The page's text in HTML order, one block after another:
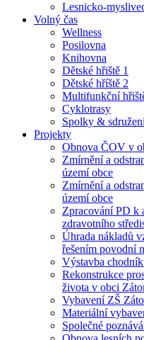
Lesnicko-
Volný čas
Wellness
Posilovna
Knihovna
Dětské hřiště 1
Dětské hříště 2
Multifunkční
Cyklotrasy
Spolky &
Projekty
Obnova ČOV v
Zmírnění a
území obce
Zmírnění a
území obce
Zpracování PD k
zdravotního
Úhrada nákladů
řešením povodní
Výstavba
Rekonstrukce
života v obci
Vybavení ZŠ
Materiální
Společné